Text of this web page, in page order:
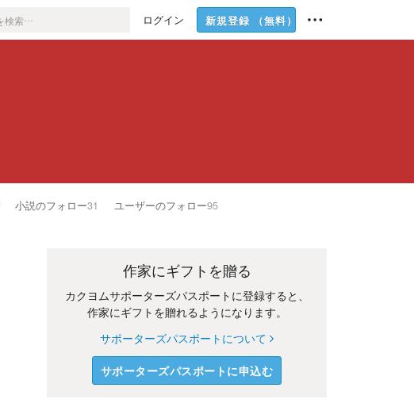
ログイン 新規登録 （無料）
小説のフォロー31 ユーザーのフォロー95
作家にギフトを贈る
カクヨムサポーターズパスポートに登録すると、
作家にギフトを贈れるようになります。
サポーターズパスポートについて
サポーターズパスポートに申込む